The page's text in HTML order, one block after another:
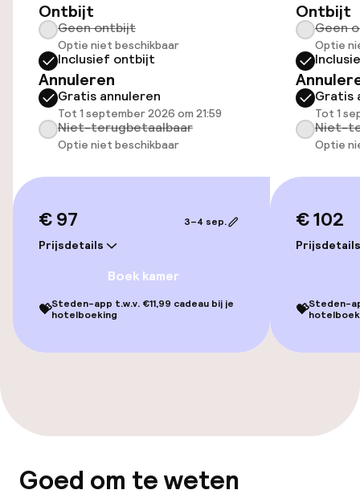
Transferservice
Fietsenstalling
Fietsverhuur
Zonneterras
Eet- en drinkdiensten
Vegetarische opties
Ontbijt
Geen ontbijt
Optie niet beschikbaar
Inclusief ontbijt
Annuleren
Gratis annuleren
Tot 1 september 2026 om 21:59
Niet-terugbetaalbaar
Optie niet beschikbaar
€ 97
Prijsdetails
3–4 sep.
Boek kamer
💝Steden-app t.w.v. €11,99 cadeau bij je
hotelboeking
Ontbijt
Geen
Optie
Gratis
Tot 1
Niet-
Optie
€ 102
Prijsdetails
💝Steden-
Goed om te weten